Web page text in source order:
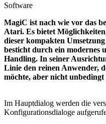
Software
MagiC ist nach wie vor das
Atari. Es bietet
dieser kompakten
besticht durch ein modernes
Handling. In seiner
Linie den reinen Anwender,
möchte, aber nicht
Im Hauptdialog werden die
Konfigurationsdialoge